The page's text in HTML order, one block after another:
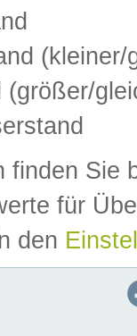
(kleiner/
(größer/
finden Sie
für
den